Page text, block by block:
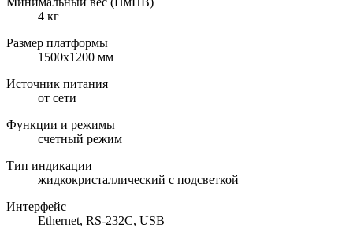
4 кг
Размер платформы
1500х1200 мм
Источник питания
от сети
Функции и режимы
счетный режим
Тип индикации
жидкокристаллический с подсветкой
Интерфейс
Ethernet, RS-232C, USB